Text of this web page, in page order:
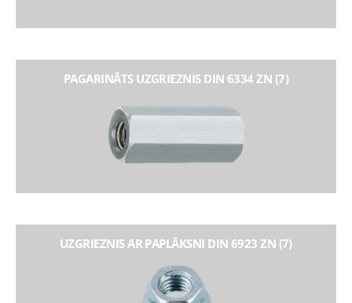
PAGARINĀTS UZGRIEZNIS DIN 6334 ZN (7)
UZGRIEZNIS AR PAPLĀKSNI DIN 6923 ZN (7)